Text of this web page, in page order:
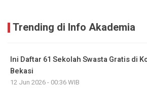
Trending di Info Akademia
Ini Daftar 61 Sekolah Swasta Gratis di
Bekasi
12 Jun 2026 - 00:36 WIB